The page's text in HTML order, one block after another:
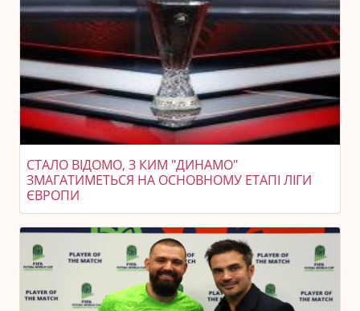
СТАЛО ВІДОМО, З КИМ "ДИНАМО"
ЗМАГАТИМЕТЬСЯ НА ОСНОВНОМУ ЕТАПІ ЛІГИ
ЄВРОПИ